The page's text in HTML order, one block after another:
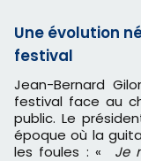
Une évolution
festival
Jean-Bernard Gilormini a décidé de faire évoluer le
festival face au
public. Le
époque où la
les foules : «
Je